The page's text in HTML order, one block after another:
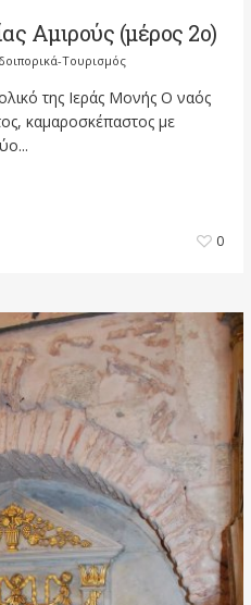
Αμιρούς (μέρος 2ο)
Τουρισμός
της Ιεράς Μονής Ο ναός
καμαροσκέπαστος με
0